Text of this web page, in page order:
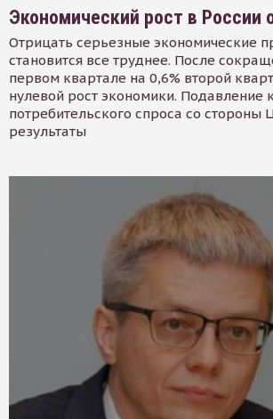
Экономический рост в России
Отрицать серьезные экономические
становится все труднее. После
первом квартале на 0,6% второй
нулевой рост экономики. Подавление
потребительского спроса со стороны
результаты